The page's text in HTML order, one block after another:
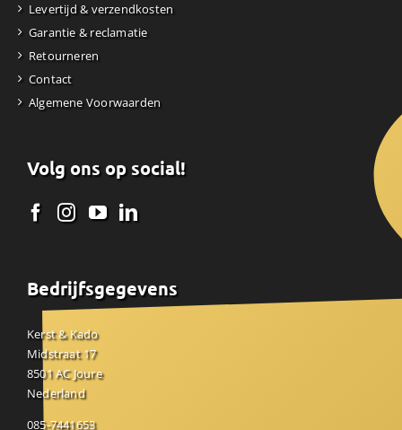
Levertijd & verzendkosten
Garantie & reclamatie
Retourneren
Contact
Algemene Voorwaarden
Volg ons op social!
Bedrijfsgegevens
Kerst & Kado
Midstraat 17
8501 AC Joure
Nederland
085-7441653